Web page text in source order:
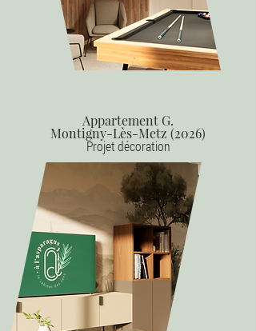
Appartement G.
Montigny-Lès-Metz (2026)
Projet décoration